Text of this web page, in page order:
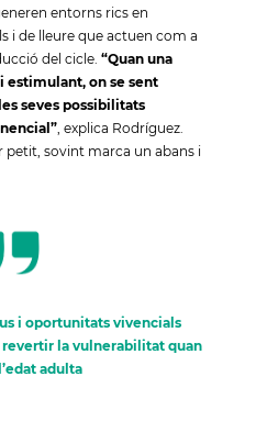
entorns rics en
i de lleure que actuen com a
del cicle. “Quan una
estimulant, on se sent
seves possibilitats
, explica Rodríguez.
sovint marca un abans i
i oportunitats vivencials
la vulnerabilitat quan
adulta